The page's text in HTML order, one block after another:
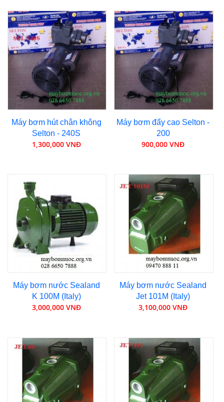
Máy bơm hút chân không
Selton - 240S
1,300,000 VNĐ
Máy bơm đẩy cao Selton -
200
900,000 VNĐ
Máy bơm nước Sealand
K 100M (Italy)
3,000,000 VNĐ
Máy bơm nước Sealand
Jet 101M (Italy)
3,100,000 VNĐ